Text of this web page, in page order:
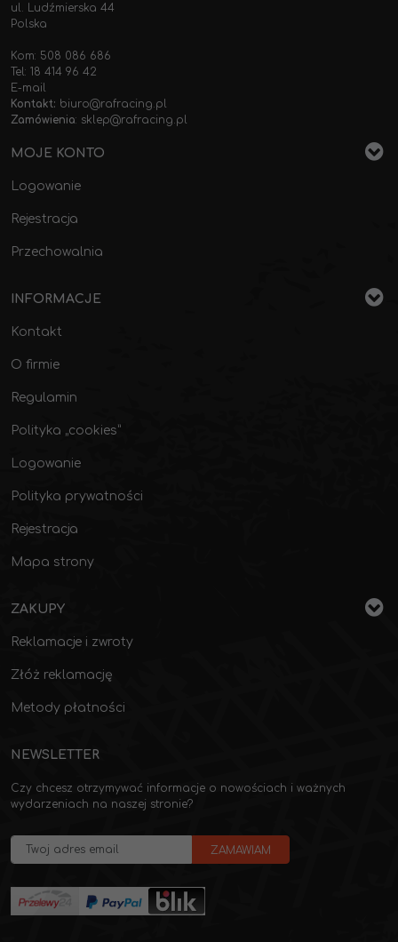
ul. Ludźmierska 44
Polska
Kom: 508 086 686
Tel: 18 414 96 42
E-mail
Kontakt: biuro@rafracing.pl
Zamówienia: sklep@rafracing.pl
MOJE KONTO
Logowanie
Rejestracja
Przechowalnia
INFORMACJE
Kontakt
O firmie
Regulamin
Polityka „cookies”
Logowanie
Polityka prywatności
Rejestracja
Mapa strony
ZAKUPY
Reklamacje i zwroty
Złóż reklamację
Metody płatności
NEWSLETTER
Czy chcesz otrzymywać informacje o nowościach i ważnych
wydarzeniach na naszej stronie?